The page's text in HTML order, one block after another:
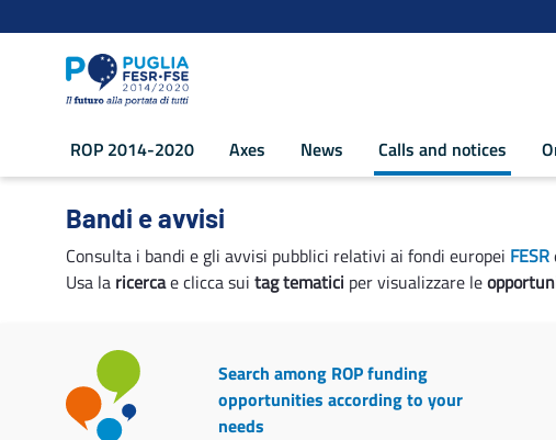
ROP 2014-2020 Axes News Calls and notices
Calls and notices - POR Puglia 2014-2020
Bandi e avvisi
Consulta i bandi e gli avvisi pubblici relativi ai fondi europei FESR
Usa la ricercae clicca sui tag tematici per visualizzare le
Search among ROP funding
opportunities according to your
needs